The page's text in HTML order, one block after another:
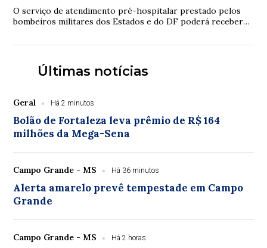
O serviço de atendimento pré-hospitalar prestado pelos
bombeiros militares dos Estados e do DF poderá receber
Últimas notícias
Geral Há 2 minutos
Bolão de Fortaleza leva prêmio de R$ 164
milhões da Mega-Sena
Campo Grande - MS Há 36 minutos
Alerta amarelo prevê tempestade em Campo
Grande
Campo Grande - MS Há 2 horas